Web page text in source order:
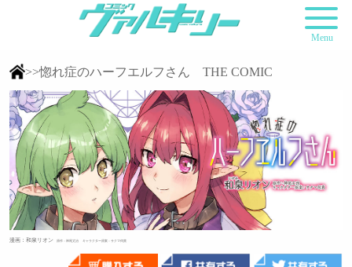
Menu
>>惚れ症のハーフエルフさん THE COMIC
漫画：和泉リオン 原作：神尾丈治 キャラクター原案：サクマ伺貴